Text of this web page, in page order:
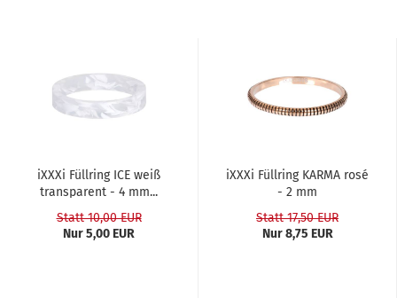
iXXXi Füll­ring ICE weiß
trans­pa­rent - 4 mm...
Statt 10,00 EUR
Nur 5,00 EUR
iXXXi Füll­ring KARMA rosé
- 2 mm
Statt 17,50 EUR
Nur 8,75 EUR